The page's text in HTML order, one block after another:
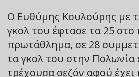
Ο Ευθύμης Κουλούρης με
γκολ του έφτασε τα 25 στο
πρωτάθλημα, σε 28
τα γκολ του στην Πολωνία
τρέχουσα σεζόν αφού έχει